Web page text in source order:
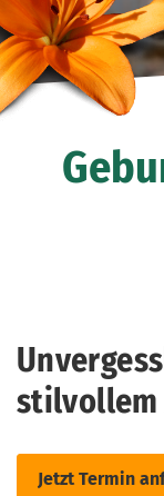
stilvollem
Jetzt Termin